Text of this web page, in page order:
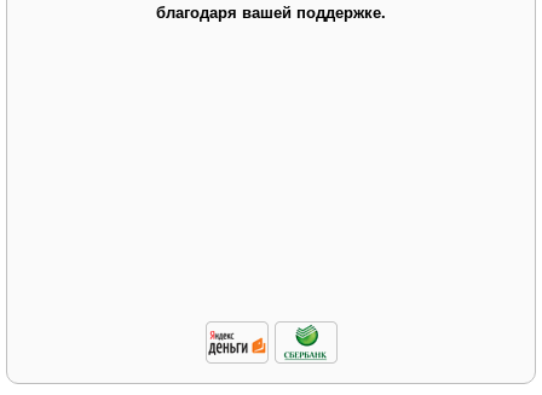
благодаря вашей поддержке.